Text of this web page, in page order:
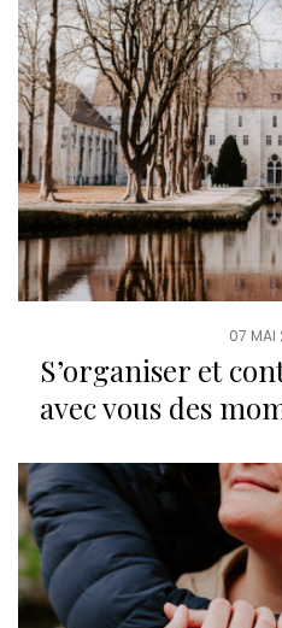
07 MAI
S’organiser et
avec vous des